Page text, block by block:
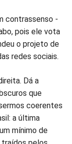
contrassenso -
pois ele vota
o projeto de
redes sociais.
Dá a
que
coerentes
a última
mínimo de